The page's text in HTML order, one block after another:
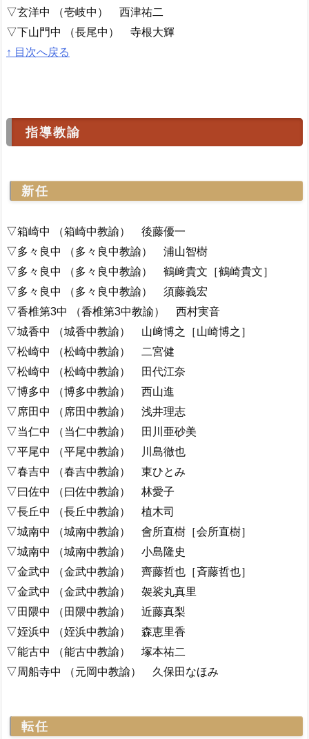
▽玄洋中 （壱岐中） 西津祐二
▽下山門中 （長尾中） 寺根大輝
↑ 目次へ戻る
指導教諭
新任
▽箱崎中 （箱崎中教諭） 後藤優一
▽多々良中 （多々良中教諭） 浦山智樹
▽多々良中 （多々良中教諭） 鶴﨑貴文［鶴崎貴文］
▽多々良中 （多々良中教諭） 須藤義宏
▽香椎第3中 （香椎第3中教諭） 西村実音
▽城香中 （城香中教諭） 山﨑博之［山崎博之］
▽松崎中 （松崎中教諭） 二宮健
▽松崎中 （松崎中教諭） 田代江奈
▽博多中 （博多中教諭） 西山進
▽席田中 （席田中教諭） 浅井理志
▽当仁中 （当仁中教諭） 田川亜砂美
▽平尾中 （平尾中教諭） 川島徹也
▽春吉中 （春吉中教諭） 東ひとみ
▽曰佐中 （曰佐中教諭） 林愛子
▽長丘中 （長丘中教諭） 植木司
▽城南中 （城南中教諭） 會所直樹［会所直樹］
▽城南中 （城南中教諭） 小島隆史
▽金武中 （金武中教諭） 齊藤哲也［斉藤哲也］
▽金武中 （金武中教諭） 袈裟丸真里
▽田隈中 （田隈中教諭） 近藤真梨
▽姪浜中 （姪浜中教諭） 森恵里香
▽能古中 （能古中教諭） 塚本祐二
▽周船寺中 （元岡中教諭） 久保田なほみ
転任